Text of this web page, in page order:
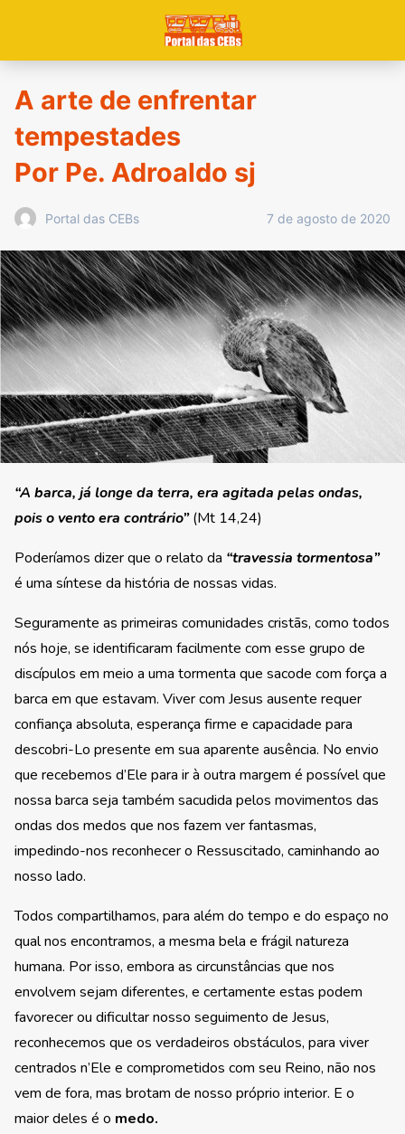
A arte de enfrentar
tempestades
Por Pe. Adroaldo sj
Portal das CEBs 7 de agosto de 2020
“A barca, já longe da terra, era agitada pelas ondas,
pois o vento era contrário”(Mt 14,24)
Poderíamos dizer que o relato da “travessia tormentosa”
é uma síntese da história de nossas vidas.
Seguramente as primeiras comunidades cristãs, como todos
nós hoje, se identificaram facilmente com esse grupo de
discípulos em meio a uma tormenta que sacode com força a
barca em que estavam. Viver com Jesus ausente requer
confiança absoluta, esperança firme e capacidade para
descobri-Lo presente em sua aparente ausência. No envio
que recebemos d’Ele para ir à outra margem é possível que
nossa barca seja também sacudida pelos movimentos das
ondas dos medos que nos fazem ver fantasmas,
impedindo-nos reconhecer o Ressuscitado, caminhando ao
nosso lado.
Todos compartilhamos, para além do tempo e do espaço no
qual nos encontramos, a mesma bela e frágil natureza
humana. Por isso, embora as circunstâncias que nos
envolvem sejam diferentes, e certamente estas podem
favorecer ou dificultar nosso seguimento de Jesus,
reconhecemos que os verdadeiros obstáculos, para viver
centrados n’Ele e comprometidos com seu Reino, não nos
vem de fora, mas brotam de nosso próprio interior. E o
maior deles é o medo.